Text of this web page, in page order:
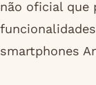
não oficial que
smartphones